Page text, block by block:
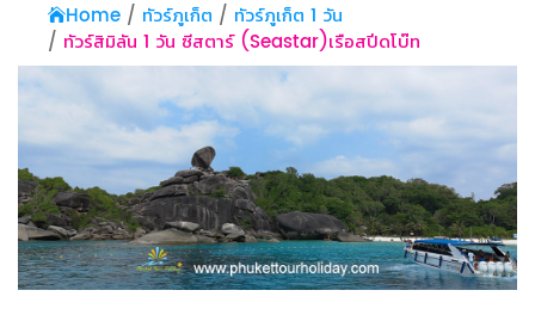
Home ทัวร์ภูเก็ต
ทัวร์ภูเก็ต 1 วัน
ทัวร์สิมิลัน 1 วัน ซีสตาร์ (Seastar)เรือสปีดโบ๊ท